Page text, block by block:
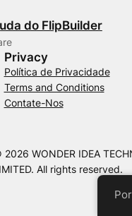
do FlipBuilder
Privacy
Política de Privacidade
Terms and Conditions
Contate-Nos
WONDER IDEA
All rights reserved.